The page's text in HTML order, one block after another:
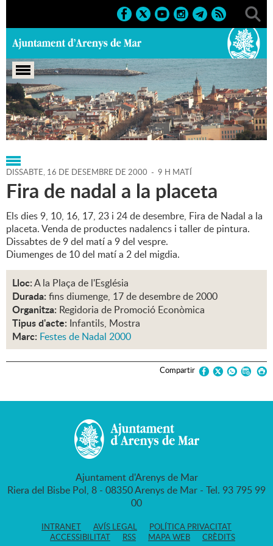
Portada > Regidories > Cultura > Agenda > 16-12-2000
DISSABTE, 16 DE DESEMBRE DE 2000 - 9 H MATÍ
Fira de nadal a la placeta
Els dies 9, 10, 16, 17, 23 i 24 de desembre, Fira de Nadal a la
placeta. Venda de productes nadalencs i taller de pintura.
Dissabtes de 9 del matí a 9 del vespre.
Diumenges de 10 del matí a 2 del migdia.
Lloc:A la Plaça de l'Església
Durada: fins diumenge, 17 de desembre de 2000
Organitza: Regidoria de Promoció Econòmica
Tipus d'acte: Infantils, Mostra
Marc: Festes de Nadal 2000
Compartir
Ajuntament d'Arenys de Mar
Riera del Bisbe Pol, 8 - 08350 Arenys de Mar - Tel. 93 795 99
00
INTRANET AVÍS LEGAL
POLÍTICA PRIVACITAT
ACCESSIBILITAT
RSS MAPA WEB CRÈDITS